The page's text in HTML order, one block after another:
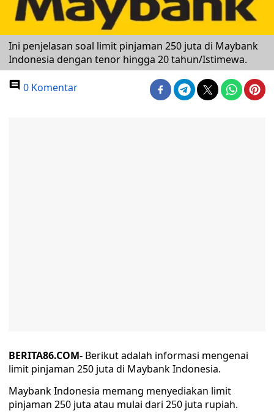
Ini penjelasan soal limit pinjaman 250 juta di Maybank
Indonesia dengan tenor hingga 20 tahun/Istimewa.
0 Komentar
BERITA86.COM- Berikut adalah informasi mengenai
limit pinjaman 250 juta di Maybank Indonesia.
Maybank Indonesia memang menyediakan limit
pinjaman 250 juta atau mulai dari 250 juta rupiah.